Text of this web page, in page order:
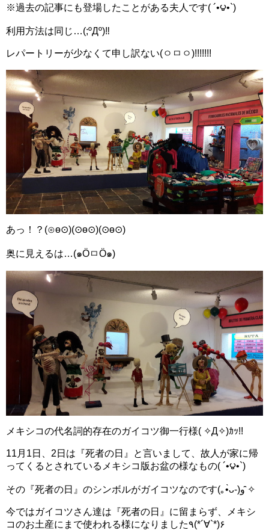
※過去の記事にも登場したことがある夫人です( ´•౪•`)
利用方法は同じ…(;ºДº)‼
レパートリーが少なくて申し訳ない(ㅇㅁㅇ)!!!!!!!
あっ！？(⊙ө⊙)(⊙ө⊙)(⊙ө⊙)
奥に見えるは…(๑ÖㅁÖ๑)
メキシコの代名詞的存在のガイコツ御一行様( ✧Д✧)ｶｯ!!
11月1日、2日は『死者の日』と言いまして、故人が家に帰
ってくるとされているメキシコ版お盆の様なもの( ´•౪•`)
その『死者の日』のシンボルがガイコツなのです(｡•̀ᴗ-)و ̑̑✧
今ではガイコツさん達は『死者の日』に留まらず、メキシ
コのお土産にまで使われる様になりました‎٩(*´∀︎`*)۶